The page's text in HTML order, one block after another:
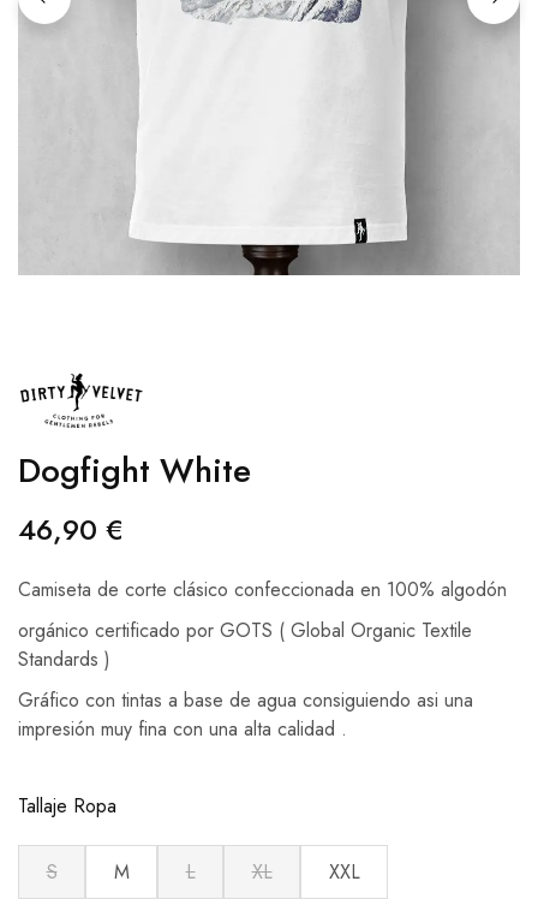
Dogfight White
46,90 €
Camiseta de corte clásico confeccionada en 100% algodón
orgánico certificado por GOTS ( Global Organic Textile
Standards )
Gráfico con tintas a base de agua consiguiendo asi una
impresión muy fina con una alta calidad .
Tallaje Ropa
S M L XL XXL